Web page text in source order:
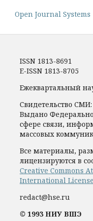
Open Journal Systems
ISSN 1813-8691
E-ISSN 1813-8705
Ежеквартальный
Свидетельство СМИ:
Выдано
сфере связи,
массовых
Все материалы,
лицензируются в
Creative Commons
International License
redact@hse.ru
© 1993 НИУ ВШЭ